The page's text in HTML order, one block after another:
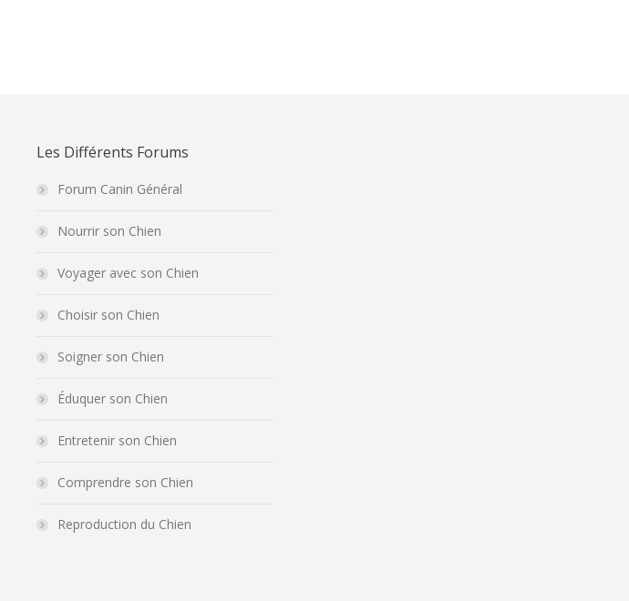
Les Différents Forums
Forum Canin Général
Nourrir son Chien
Voyager avec son Chien
Choisir son Chien
Soigner son Chien
Éduquer son Chien
Entretenir son Chien
Comprendre son Chien
Reproduction du Chien